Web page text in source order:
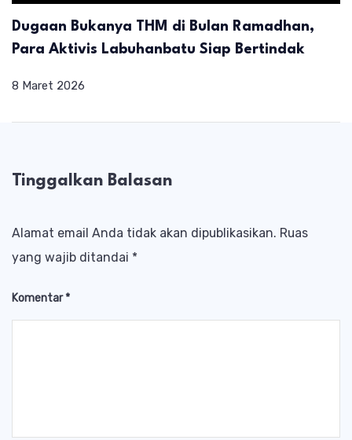
Dugaan Bukanya THM di Bulan Ramadhan,
Para Aktivis Labuhanbatu Siap Bertindak
8 Maret 2026
Tinggalkan Balasan
Alamat email Anda tidak akan dipublikasikan. Ruas
yang wajib ditandai *
Komentar*